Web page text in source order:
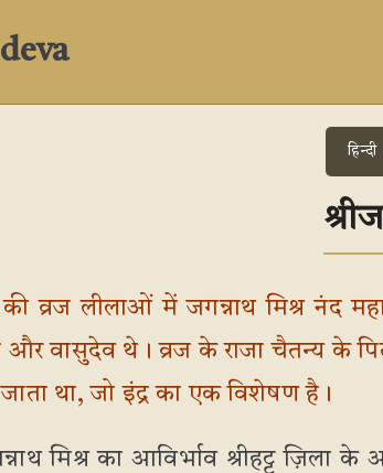
हिन्दी
व्रज लीलाओं में जगन्नाथ मिश्र नंद
और वासुदेव थे। व्रज के राजा चैतन्य के
जाता था, जो इंद्र का एक विशेषण है।
मिश्र का आविर्भाव श्रीहट्ट